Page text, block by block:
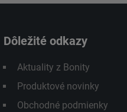
Dôležité odkazy
Aktuality z Bonity
Produktové novinky
Obchodné podmienky